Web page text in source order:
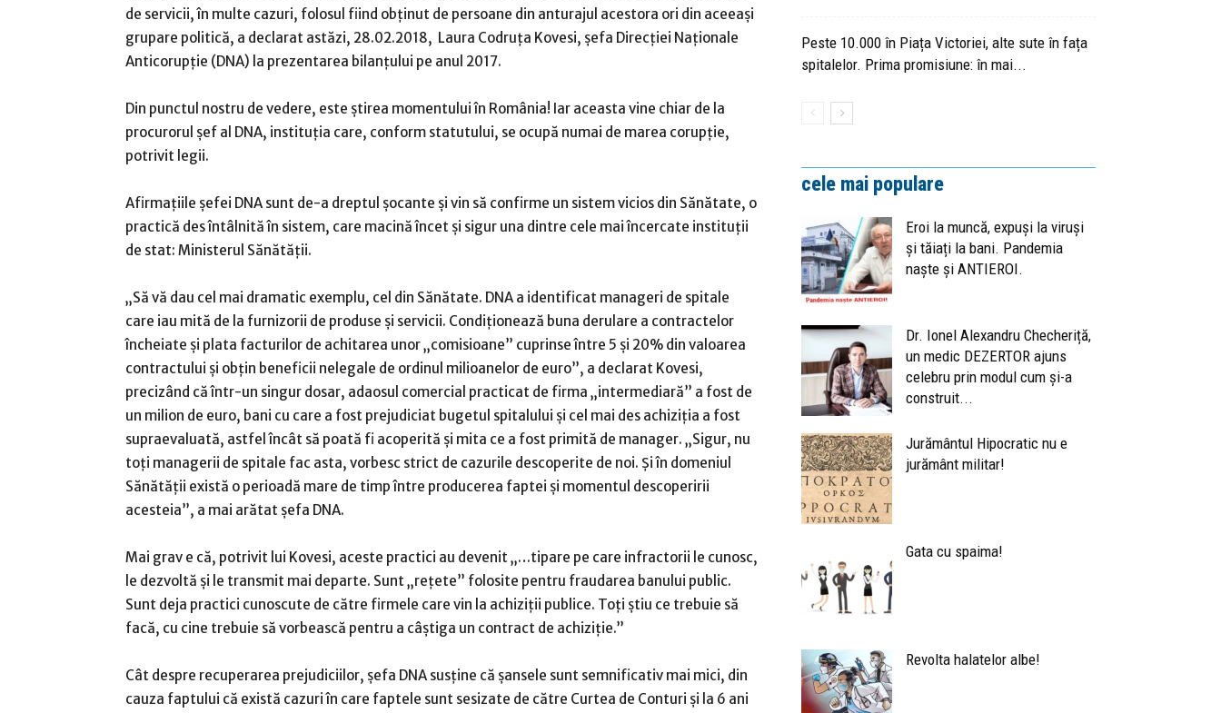
de servicii, în multe cazuri, folosul fiind obţinut de persoane din anturajul acestora ori din aceeaşi
grupare politică, a declarat astăzi, 28.02.2018, Laura Codruţa Kovesi, șefa Direcției Naționale
Anticorupție (DNA) la prezentarea bilanțului pe anul 2017.
Din punctul nostru de vedere, este știrea momentului în România! Iar aceasta vine chiar de la
procurorul șef al DNA, instituția care, conform statutului, se ocupă numai de marea corupţie,
potrivit legii.
Afirmațiile șefei DNA sunt de-a dreptul șocante și vin să confirme un sistem vicios din Sănătate, o
practică des întâlnită în sistem, care macină încet și sigur una dintre cele mai încercate instituții
de stat: Ministerul Sănătății.
„Să vă dau cel mai dramatic exemplu, cel din Sănătate. DNA a identificat manageri de spitale
care iau mită de la furnizorii de produse şi servicii. Condiţionează buna derulare a contractelor
încheiate şi plata facturilor de achitarea unor „comisioane” cuprinse între 5 şi 20% din valoarea
contractului şi obţin beneficii nelegale de ordinul milioanelor de euro”, a declarat Kovesi,
precizând că într-un singur dosar, adaosul comercial practicat de firma „intermediară” a fost de
un milion de euro, bani cu care a fost prejudiciat bugetul spitalului şi cel mai des achiziţia a fost
supraevaluată, astfel încât să poată fi acoperită şi mita ce a fost primită de manager. „Sigur, nu
toţi managerii de spitale fac asta, vorbesc strict de cazurile descoperite de noi. Și în domeniul
Sănătăţii există o perioadă mare de timp între producerea faptei şi momentul descoperirii
acesteia”, a mai arătat şefa DNA.
Mai grav e că, potrivit lui Kovesi, aceste practici au devenit „…tipare pe care infractorii le cunosc,
le dezvoltă şi le transmit mai departe. Sunt „reţete” folosite pentru fraudarea banului public.
Sunt deja practici cunoscute de către firmele care vin la achiziţii publice. Toţi ştiu ce trebuie să
facă, cu cine trebuie să vorbească pentru a câştiga un contract de achiziţie.”
Cât despre recuperarea prejudiciilor, șefa DNA susține că șansele sunt semnificativ mai mici, din
cauza faptului că există cazuri în care faptele sunt sesizate de către Curtea de Conturi și la 6 ani
Peste 10.000 în Piața Victoriei, alte sute în fața
spitalelor. Prima promisiune: în mai...
cele mai populare
Eroi la muncă, expuși la viruși
și tăiați la bani. Pandemia
naște și ANTIEROI.
Dr. Ionel Alexandru Checheriță,
un medic DEZERTOR ajuns
celebru prin modul cum și-a
construit...
Jurământul Hipocratic nu e
jurământ militar!
Gata cu spaima!
Revolta halatelor albe!